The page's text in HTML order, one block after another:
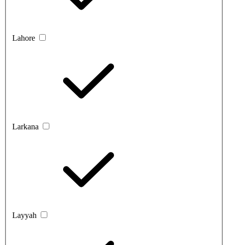
Lahore
Larkana
Layyah